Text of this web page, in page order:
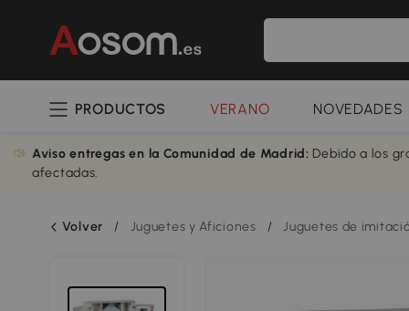
PRODUCTOS VERANO NOVEDADES
Aviso entregas en la Comunidad de Madrid: Debido a los
afectadas.
Volver / Juguetes y Aficiones / Juguetes de